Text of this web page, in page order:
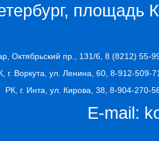
площадь
Октябрьский пр., 131/6, 8 (8212) 55-
г. Воркута, ул. Ленина, 60, 8-912-509-
РК, г. Инта, ул. Кирова, 38, 8-904-270-
E-mail: